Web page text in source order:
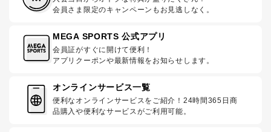
会員さま限定のキャンペーンもお見逃しなく。
MEGA SPORTS 公式アプリ
会員証がすぐに開けて便利！
アプリクーポンや最新情報をお知らせします。
オンラインサービス一覧
便利なオンラインサービスをご紹介！24時間365日商
品購入や便利なサービスがご利用可能。